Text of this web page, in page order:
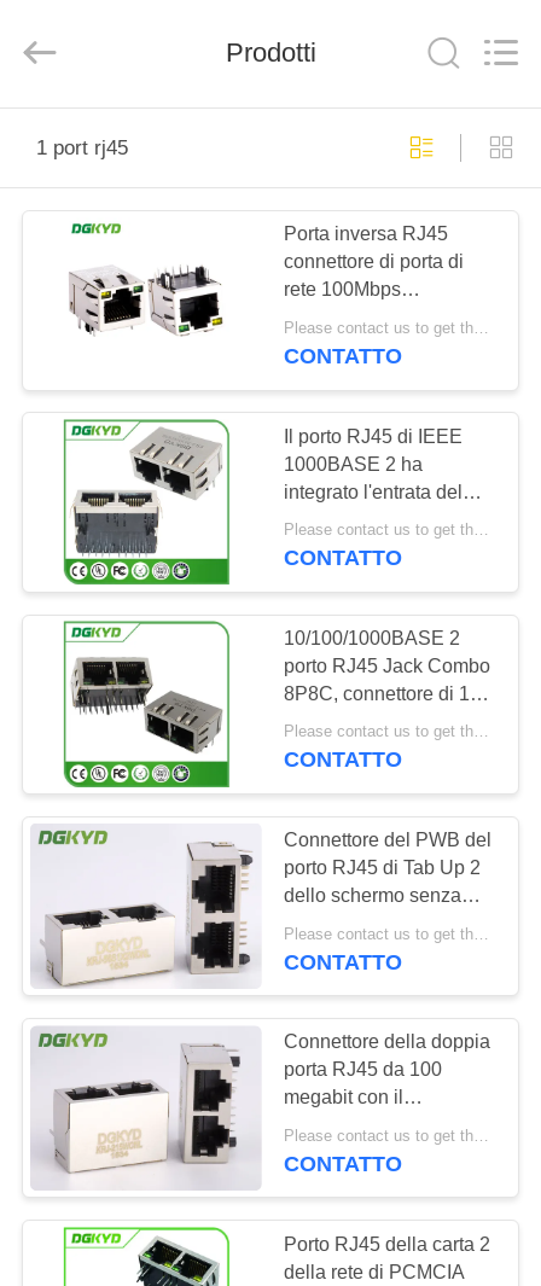
PRODOTTI
MOSTRA
CIRCA
GIRO
DELLA
FABBRICA
CONTROLLO
QUALITÀ
CONTATTICI
RICHIEDA
UNA
CITAZIONE
SITEMAP
NORME
SULLA
PRIVACY
Technology
Co.,ltd.
Prodotti
1 port rj45
Porta inversa RJ45
connettore di porta di
rete 100Mbps
trasformatore di rete
integrato
Please contact us to get the latest price. MOQ:1 pezzo
CONTATTO
Il porto RJ45 di IEEE
1000BASE 2 ha
integrato l'entrata del
lato del connettore il
RJ45 10P8C
Please contact us to get the latest price. MOQ:1 pezzo
CONTATTO
10/100/1000BASE 2
porto RJ45 Jack Combo
8P8C, connettore di 1x2
RJ45 con il
trasformatore e
Please contact us to get the latest price. MOQ:1 pezzo
CONTATTO
Connettore del PWB del
porto RJ45 di Tab Up 2
dello schermo senza
trasformatore per le
videosorveglianze
CONTATTO
Connettore della doppia
porta RJ45 da 100
megabit con il
trasformatore RJ45 di
isolamento per il
Please contact us to get the latest price. MOQ:1 pezzo
CONTATTO
Porto RJ45 della carta 2
della rete di PCMCIA